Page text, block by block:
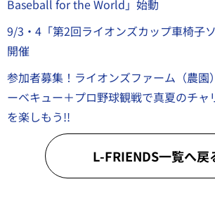
Baseball for the World」始動
9/3・4「第2回ライオンズカップ車椅子
開催
参加者募集！ライオンズファーム（農園
ーベキュー＋プロ野球観戦で真夏のチャ
を楽しもう!!
L-FRIENDS一覧へ戻